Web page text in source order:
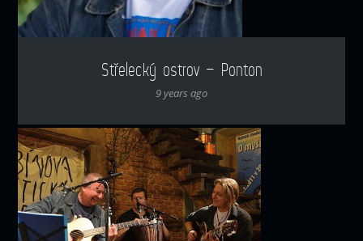
Střelecký ostrov – Ponton
9 years ago